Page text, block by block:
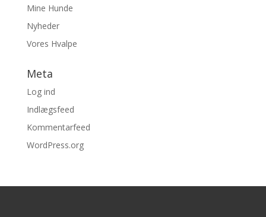
Mine Hunde
Nyheder
Vores Hvalpe
Meta
Log ind
Indlægsfeed
Kommentarfeed
WordPress.org